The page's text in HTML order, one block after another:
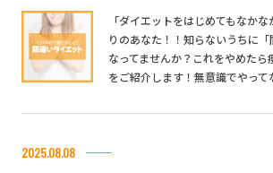
「ダイエットをはじめてもなか
りのあなた！！知らないうちに
なってませんか？これをやめた
をご紹介します！無意識でやって
2025.08.08